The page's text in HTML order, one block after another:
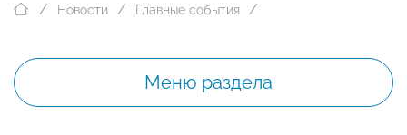
Новости Главные события
Меню раздела